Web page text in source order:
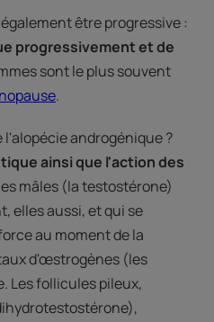
être progressive :
progressivement et de
sont le plus souvent
.
androgénique ?
ainsi que l'action des
mâles (la testostérone)
elles aussi, et qui se
au moment de la
d'œstrogènes (les
Les follicules pileux,